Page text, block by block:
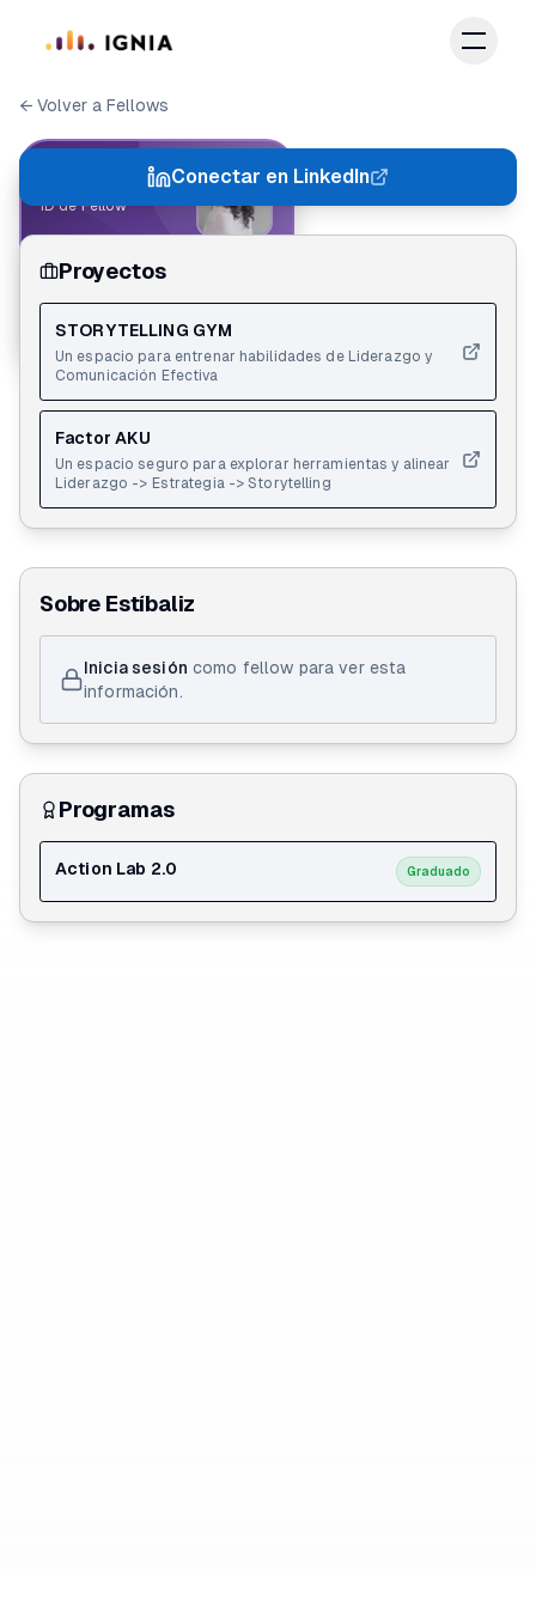
← Volver a Fellows
IGNIA FELLOW
ID de Fellow
Estíbaliz Líppez
Action Lab 2.0
Conectar en LinkedIn
Proyectos
STORYTELLING GYM
Un espacio para entrenar habilidades de Liderazgo y
Comunicación Efectiva
Factor AKU
Un espacio seguro para explorar herramientas y alinear
Liderazgo -> Estrategia -> Storytelling
Sobre Estíbaliz
Inicia sesión como fellow para ver esta
información.
Programas
Action Lab 2.0 Graduado